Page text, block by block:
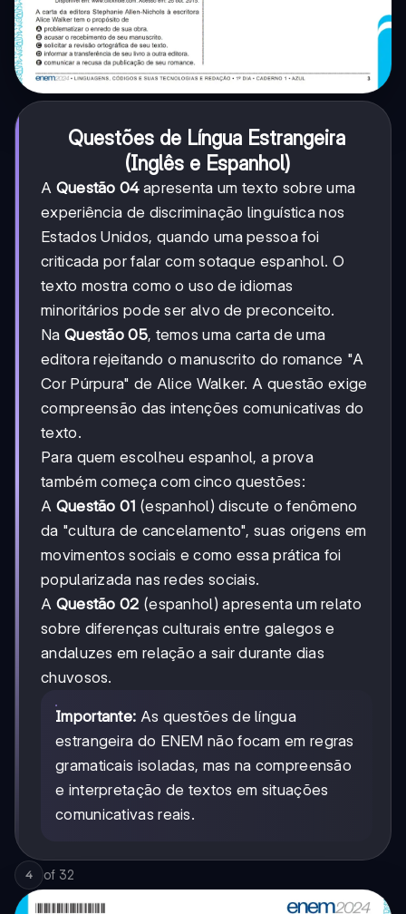
Questões de Língua Estrangeira
(Inglês e Espanhol)
A Questão 04apresenta um texto sobre uma
experiência de discriminação linguística nos
Estados Unidos, quando uma pessoa foi
criticada por falar com sotaque espanhol. O
texto mostra como o uso de idiomas
minoritários pode ser alvo de preconceito.
Na Questão 05, temos uma carta de uma
editora rejeitando o manuscrito do romance "A
Cor Púrpura" de Alice Walker. A questão exige
compreensão das intenções comunicativas do
texto.
Para quem escolheu espanhol, a prova
também começa com cinco questões:
A Questão 01 (espanhol) discute o fenômeno
da "cultura de cancelamento", suas origens em
movimentos sociais e como essa prática foi
popularizada nas redes sociais.
A Questão 02 (espanhol) apresenta um relato
sobre diferenças culturais entre galegos e
andaluzes em relação a sair durante dias
chuvosos.
Importante: As questões de língua
estrangeira do ENEM não focam em regras
gramaticais isoladas, mas na compreensão
e interpretação de textos em situações
comunicativas reais.
4 of 32